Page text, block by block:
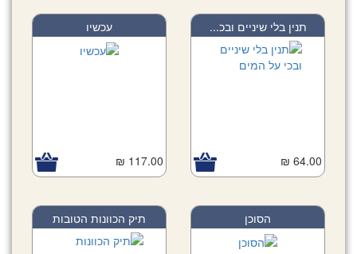
תנין בלי שיניים ובכ...
64.00 ₪
עכשיו
117.00 ₪
הסוכן תיק הכוונות הטובות